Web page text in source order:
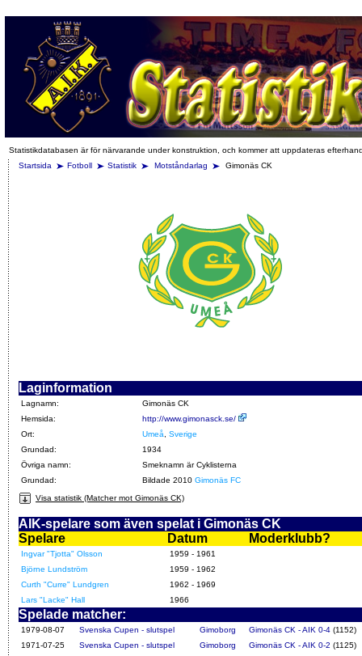
Statistikdatabasen är för närvarande under konstruktion, och kommer att uppdateras
Startsida
Fotboll Statistik Motståndarlag Gimonäs CK
Laginformation
Lagnamn:
Gimonäs CK
Hemsida:
http://www.gimonasck.se/
Ort:
Umeå
Sverige
Grundad:
1934
Övriga namn:
Smeknamn är Cyklisterna
Grundad:
Bildade 2010 Gimonäs FC
Visa statistik (Matcher mot Gimonäs CK)
AIK-spelare som även spelat i Gimonäs CK
Spelare
Datum Moderklubb?
Ingvar "Tjotta" Olsson
1959 - 1961
Björne Lundström
1959 - 1962
Curth "Curre" Lundgren
1962 - 1969
Lars "Lacke" Hall
1966
Spelade matcher:
1979-08-07 Svenska Cupen - slutspel Gimoborg Gimonäs CK - AIK 0-4 (1152)
1971-07-25
Svenska Cupen - slutspel Gimoborg Gimonäs CK - AIK 0-2 (1125)